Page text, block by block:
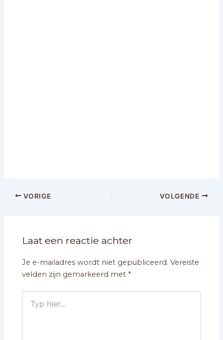
VORIGE VOLGENDE
Laat een reactie achter
Je e-mailadres wordt niet gepubliceerd. Vereiste
velden zijn gemarkeerd met *
hier...